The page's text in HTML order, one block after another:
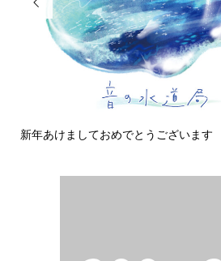

新年あけましておめでとうございます